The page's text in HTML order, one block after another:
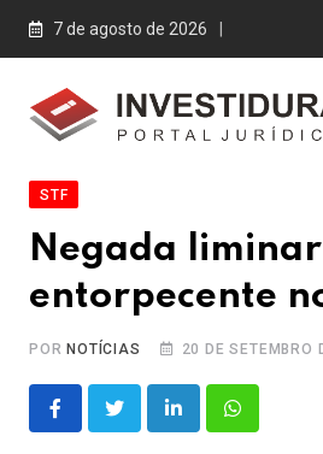
Skip
7 de agosto de 2026
STF
Negada
entorpecente
PORNOTÍCIAS 20 DE SETEMBRO
LinkedInWhatsapp